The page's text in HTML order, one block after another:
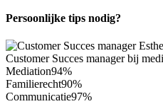
Persoonlijke tips nodig?
Customer Succes manager bij
Mediation94%
Familierecht90%
Communicatie97%